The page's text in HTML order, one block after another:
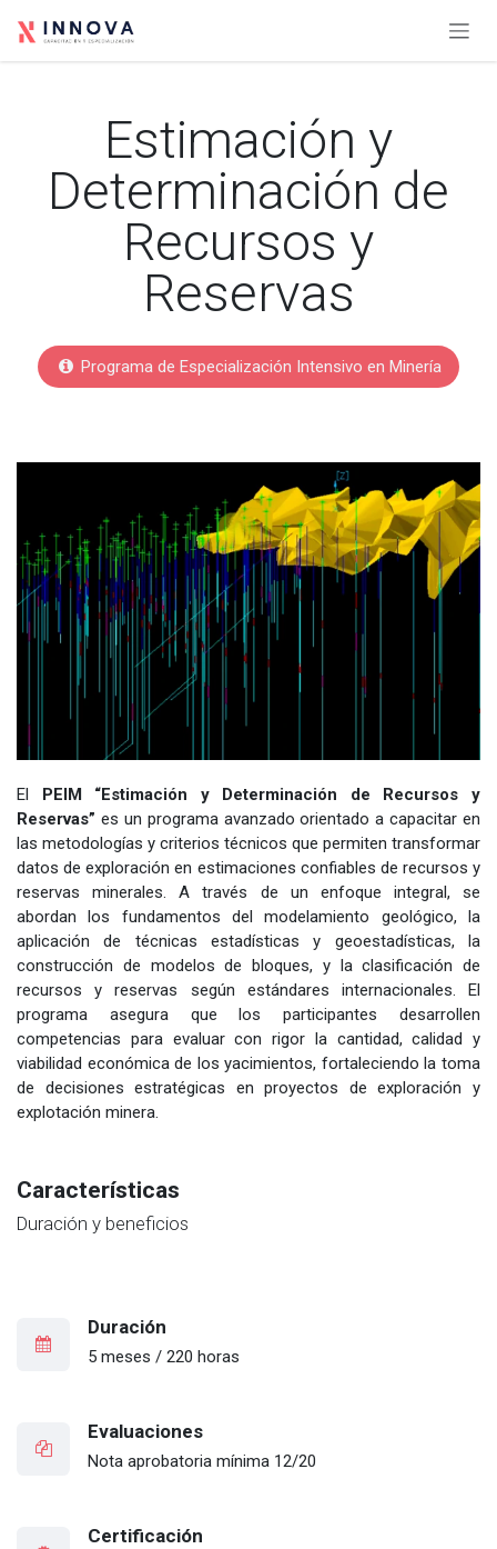
Estimación y
Determinación de
Recursos y
Reservas
Programa de Especialización Intensivo en Minería
El
PEIM “Estimación y Determinación de Recursos y
Reservas” es un programa avanzado orientado a capacitar en
las metodologías y criterios técnicos que permiten transformar
datos de exploración en estimaciones confiables de recursos y
reservas minerales. A través de un enfoque integral, se
abordan los fundamentos del modelamiento geológico, la
aplicación de técnicas estadísticas y geoestadísticas, la
construcción de modelos de bloques, y la clasificación de
recursos y reservas según estándares internacionales. El
programa asegura que los participantes desarrollen
competencias para evaluar con rigor la cantidad, calidad y
viabilidad económica de los yacimientos, fortaleciendo la toma
de decisiones estratégicas en proyectos de exploración y
explotación minera.
Características
Duración y beneficios
Duración
5 meses / 220 horas
Evaluaciones
Nota aprobatoria mínima 12/20
Certificación